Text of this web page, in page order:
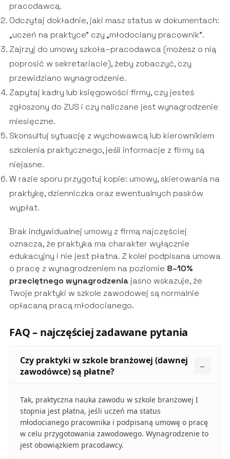
pracodawcą.
Odczytaj dokładnie, jaki masz status w dokumentach:
„uczeń na praktyce” czy „młodociany pracownik”.
Zajrzyj do umowy szkoła–pracodawca (możesz o nią
poprosić w sekretariacie), żeby zobaczyć, czy
przewidziano wynagrodzenie.
Zapytaj kadry lub księgowości firmy, czy jesteś
zgłoszony do ZUS i czy naliczane jest wynagrodzenie
miesięczne.
Skonsultuj sytuację z wychowawcą lub kierownikiem
szkolenia praktycznego, jeśli informacje z firmy są
niejasne.
W razie sporu przygotuj kopie: umowy, skierowania na
praktykę, dzienniczka oraz ewentualnych pasków
wypłat.
Brak indywidualnej umowy z firmą najczęściej
oznacza, że praktyka ma charakter wyłącznie
edukacyjny i nie jest płatna. Z kolei podpisana umowa
o pracę z wynagrodzeniem na poziomie 8–10%
przeciętnego wynagrodzeniajasno wskazuje, że
Twoje praktyki w szkole zawodowej są normalnie
opłacaną pracą młodocianego.
FAQ – najczęściej zadawane pytania
Czy praktyki w szkole branżowej (dawnej
zawodówce) są płatne?
Tak, praktyczna nauka zawodu w szkole branżowej I
stopnia jest płatna, jeśli uczeń ma status
młodocianego pracownika i podpisaną umowę o pracę
w celu przygotowania zawodowego. Wynagrodzenie to
jest obowiązkiem pracodawcy.